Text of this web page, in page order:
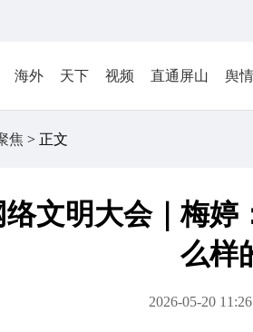
海外 天下 视频 直通屏山 舆情
焦 > 正文
络文明大会｜梅
么样
2026-05-20 11:26